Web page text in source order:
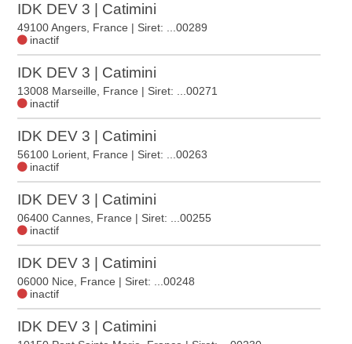
IDK DEV 3 | Catimini
49100 Angers, France | Siret: ...00289
inactif
IDK DEV 3 | Catimini
13008 Marseille, France | Siret: ...00271
inactif
IDK DEV 3 | Catimini
56100 Lorient, France | Siret: ...00263
inactif
IDK DEV 3 | Catimini
06400 Cannes, France | Siret: ...00255
inactif
IDK DEV 3 | Catimini
06000 Nice, France | Siret: ...00248
inactif
IDK DEV 3 | Catimini